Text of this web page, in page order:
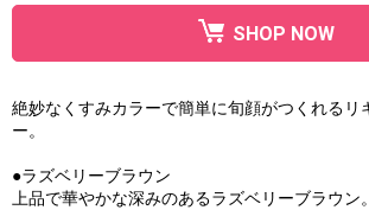
SHOP NOW
絶妙なくすみカラーで簡単に旬顔がつくれるリ
ー。
●ラズベリーブラウン
上品で華やかな深みのあるラズベリーブラウン。